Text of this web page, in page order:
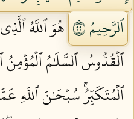
ٱلرَّحِيمُ ٢٢
هُوَ ٱللَّهُ
ٱلۡقُدُّوسُ ٱلسَّلَٰمُ ٱلۡمُؤۡمِنُ
ٱلۡمُتَكَبِّرُۚ سُبۡحَٰنَ ٱللَّهِ